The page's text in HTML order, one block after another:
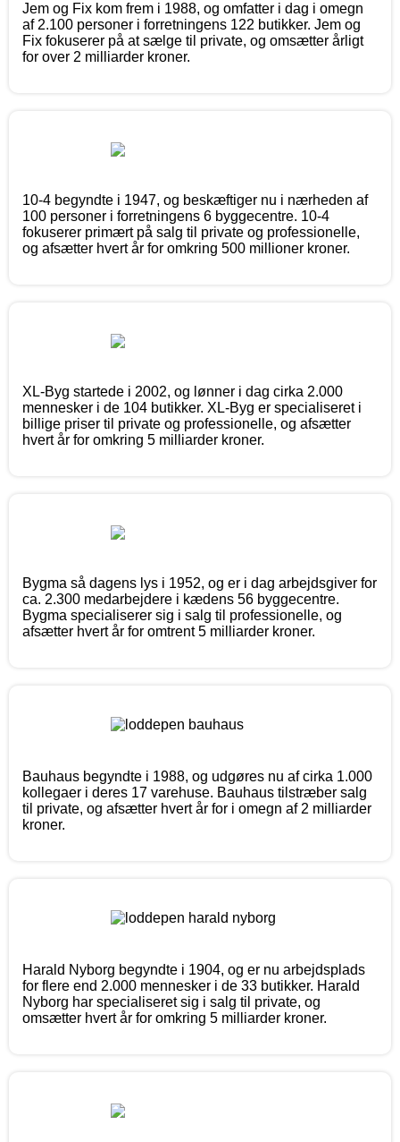
Jem og Fix kom frem i 1988, og omfatter i dag i omegn
af 2.100 personer i forretningens 122 butikker. Jem og
Fix fokuserer på at sælge til private, og omsætter årligt
for over 2 milliarder kroner.
10-4 begyndte i 1947, og beskæftiger nu i nærheden af
100 personer i forretningens 6 byggecentre. 10-4
fokuserer primært på salg til private og professionelle,
og afsætter hvert år for omkring 500 millioner kroner.
XL-Byg startede i 2002, og lønner i dag cirka 2.000
mennesker i de 104 butikker. XL-Byg er specialiseret i
billige priser til private og professionelle, og afsætter
hvert år for omkring 5 milliarder kroner.
Bygma så dagens lys i 1952, og er i dag arbejdsgiver for
ca. 2.300 medarbejdere i kædens 56 byggecentre.
Bygma specialiserer sig i salg til professionelle, og
afsætter hvert år for omtrent 5 milliarder kroner.
Bauhaus begyndte i 1988, og udgøres nu af cirka 1.000
kollegaer i deres 17 varehuse. Bauhaus tilstræber salg
til private, og afsætter hvert år for i omegn af 2 milliarder
kroner.
Harald Nyborg begyndte i 1904, og er nu arbejdsplads
for flere end 2.000 mennesker i de 33 butikker. Harald
Nyborg har specialiseret sig i salg til private, og
omsætter hvert år for omkring 5 milliarder kroner.